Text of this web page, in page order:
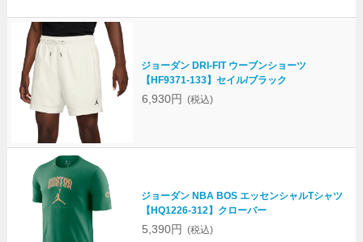
ジョーダン DRI-FIT ウーブンショーツ
【HF9371-133】セイル/ブラック
6,930円 (税込)
ジョーダン NBA BOS エッセンシャルTシャツ
【HQ1226-312】クローバー
5,390円 (税込)